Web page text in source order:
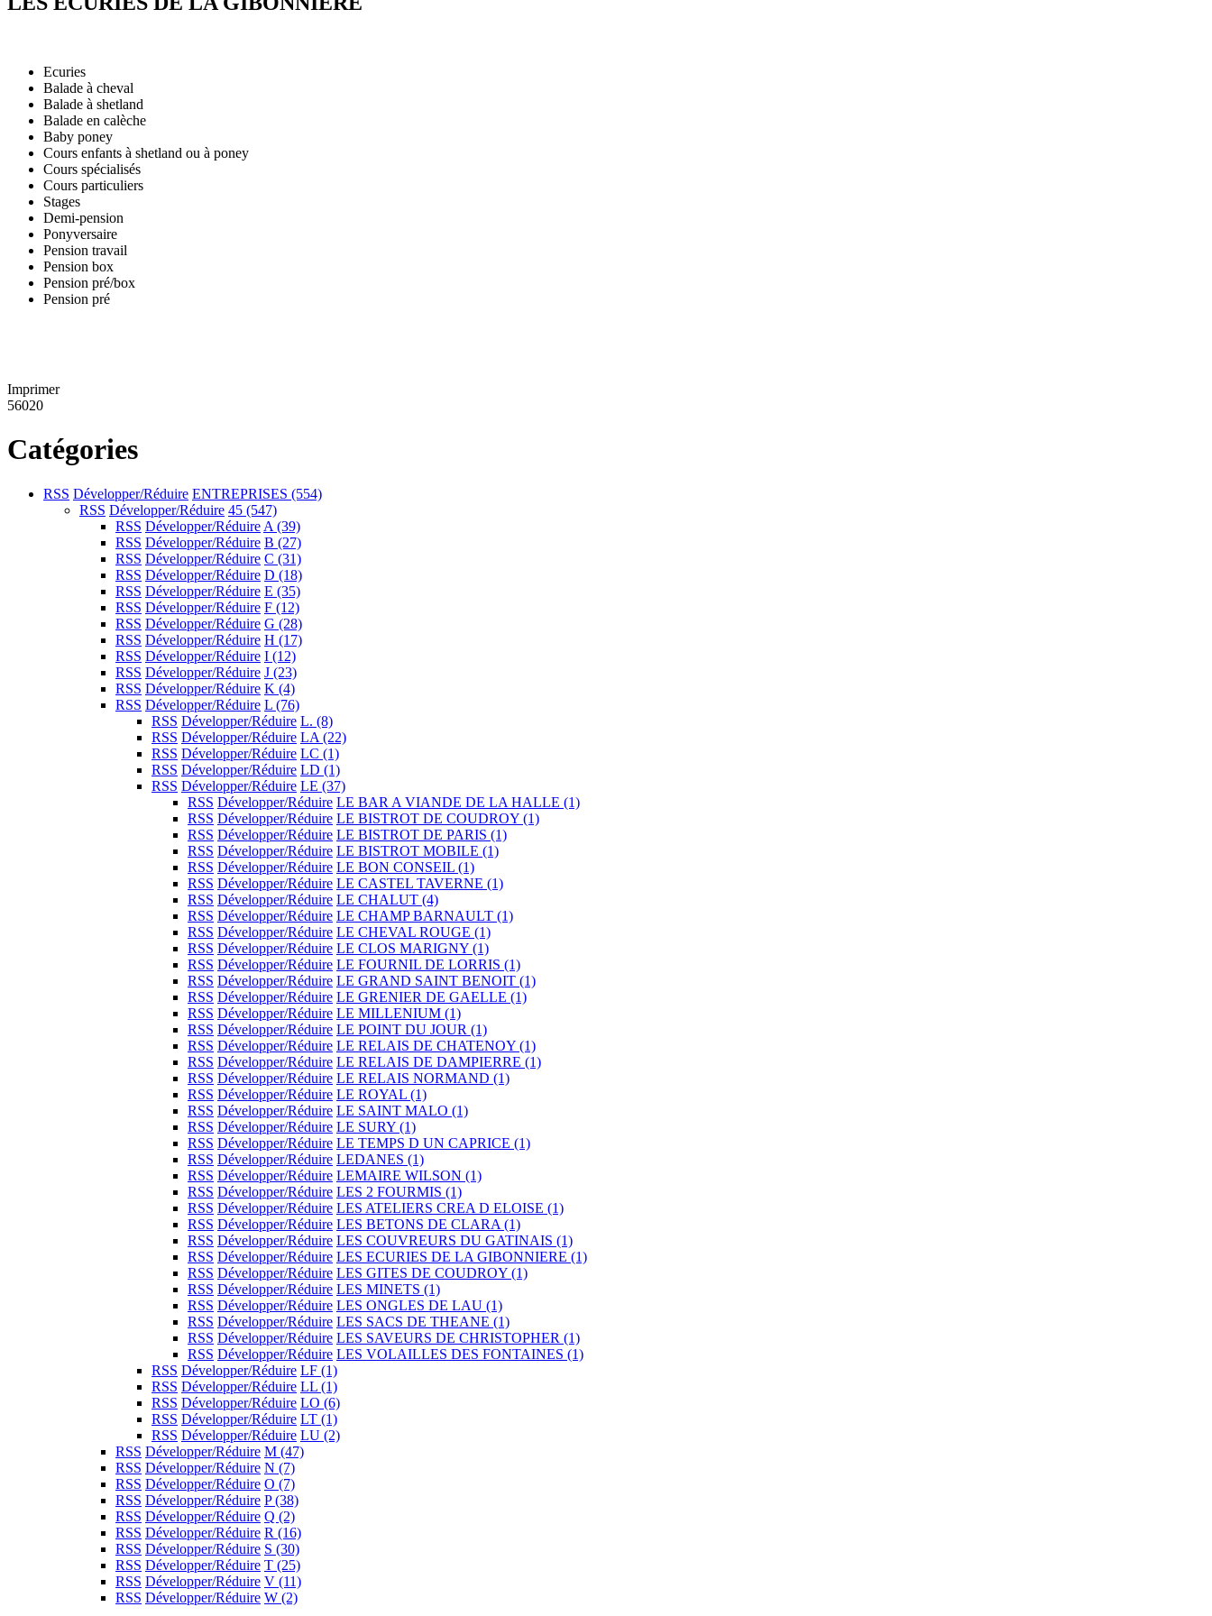
Ecuries
Balade à cheval
Balade à shetland
Balade en calèche
Baby poney
Cours enfants à shetland ou à poney
Cours spécialisés
Cours particuliers
Stages
Demi-pension
Ponyversaire
Pension travail
Pension box
Pension pré/box
Pension pré
Imprimer
56020
Catégories
RSS Développer/Réduire ENTREPRISES (554)
RSS Développer/Réduire 45 (547)
RSS Développer/Réduire A (39)
RSS Développer/Réduire B (27)
RSS Développer/Réduire C (31)
RSS Développer/Réduire D (18)
RSS Développer/Réduire E (35)
RSS Développer/Réduire F (12)
RSS Développer/Réduire G (28)
RSS Développer/Réduire H (17)
RSS Développer/Réduire I (12)
RSS Développer/Réduire J (23)
RSS Développer/Réduire K (4)
RSS Développer/Réduire L (76)
RSS Développer/Réduire L. (8)
RSS Développer/Réduire LA (22)
RSS Développer/Réduire LC (1)
RSS Développer/Réduire LD (1)
RSS Développer/Réduire LE (37)
RSS Développer/Réduire LE BAR A VIANDE DE LA HALLE (1)
RSS Développer/Réduire LE BISTROT DE COUDROY (1)
RSS Développer/Réduire LE BISTROT DE PARIS (1)
RSS Développer/Réduire LE BISTROT MOBILE (1)
RSS Développer/Réduire LE BON CONSEIL (1)
RSS Développer/Réduire LE CASTEL TAVERNE (1)
RSS Développer/Réduire LE CHALUT (4)
RSS Développer/Réduire LE CHAMP BARNAULT (1)
RSS Développer/Réduire LE CHEVAL ROUGE (1)
RSS Développer/Réduire LE CLOS MARIGNY (1)
RSS Développer/Réduire LE FOURNIL DE LORRIS (1)
RSS Développer/Réduire LE GRAND SAINT BENOIT (1)
RSS Développer/Réduire LE GRENIER DE GAELLE (1)
RSS Développer/Réduire LE MILLENIUM (1)
RSS Développer/Réduire LE POINT DU JOUR (1)
RSS Développer/Réduire LE RELAIS DE CHATENOY (1)
RSS Développer/Réduire LE RELAIS DE DAMPIERRE (1)
RSS Développer/Réduire LE RELAIS NORMAND (1)
RSS Développer/Réduire LE ROYAL (1)
RSS Développer/Réduire LE SAINT MALO (1)
RSS Développer/Réduire LE SURY (1)
RSS Développer/Réduire LE TEMPS D UN CAPRICE (1)
RSS Développer/Réduire LEDANES (1)
RSS Développer/Réduire LEMAIRE WILSON (1)
RSS Développer/Réduire LES 2 FOURMIS (1)
RSS Développer/Réduire LES ATELIERS CREA D ELOISE (1)
RSS Développer/Réduire LES BETONS DE CLARA (1)
RSS Développer/Réduire LES COUVREURS DU GATINAIS (1)
RSS Développer/Réduire LES ECURIES DE LA GIBONNIERE (1)
RSS Développer/Réduire LES GITES DE COUDROY (1)
RSS Développer/Réduire LES MINETS (1)
RSS Développer/Réduire LES ONGLES DE LAU (1)
RSS Développer/Réduire LES SACS DE THEANE (1)
RSS Développer/Réduire LES SAVEURS DE CHRISTOPHER (1)
RSS Développer/Réduire LES VOLAILLES DES FONTAINES (1)
RSS Développer/Réduire LF (1)
RSS Développer/Réduire LL (1)
RSS Développer/Réduire LO (6)
RSS Développer/Réduire LT (1)
RSS Développer/Réduire LU (2)
RSS Développer/Réduire M (47)
RSS Développer/Réduire N (7)
RSS Développer/Réduire O (7)
RSS Développer/Réduire P(38)
RSS Développer/Réduire Q (2)
RSS Développer/Réduire R (16)
RSS Développer/Réduire S (30)
RSS Développer/Réduire T (25)
RSS Développer/Réduire V (11)
RSS Développer/Réduire W (2)